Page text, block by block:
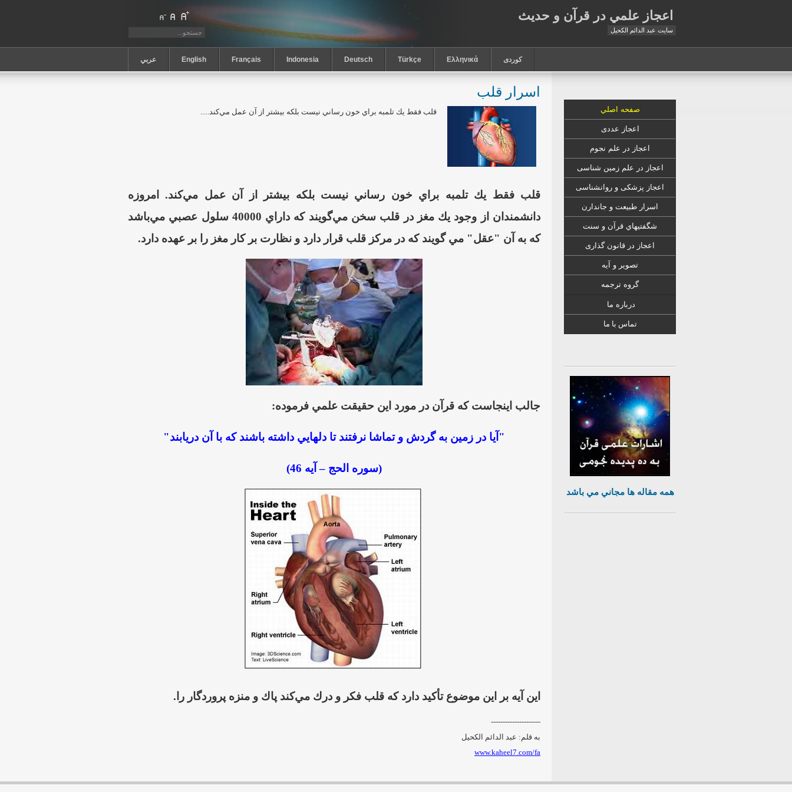
اعجاز علمي در قرآن و حديث
سايت عبد الدائم الكحيل
عربي English Français Indonesia Deutsch Türkçe Ελληνικά كوردى
اسرار قلب
قلب فقط يك تلمبه براي خون رساني نيست بلكه بيشتر از آن عمل مي‌كند.....
قلب فقط يك تلمبه براي خون رساني نيست بلكه بيشتر از آن عمل مي‌كند. امروزه
دانشمندان از وجود يك مغز در قلب سخن مي‌گويند كه داراي 40000 سلول عصبي مي‌باشد
كه به آن "عقل" مي گويند كه در مركز قلب قرار دارد و نظارت بر كار مغز را بر عهده دارد.
جالب اينجاست كه قرآن در مورد اين حقيقت علمي فرموده:
" آيا در زمين به گردش و تماشا نرفتند تا دلهايي داشته باشند كه با آن دريابند"
(سوره الحج –آيه 46)
اين آيه بر اين موضوع تأكيد دارد كه قلب فكر و درك مي‌كند پاك و منزه پروردگار را.
---------------------
به قلم: عبد الدائم الكحيل
www.kaheel7.com/fa
صفحه اصلي
اعجاز عددی
اعجاز در علم نجوم
اعجاز در علم زمين شناسى
اعجاز پزشکی و روانشناسى
اسرار طبیعت و جاندارن
شگفتيهاي قرآن و سنت
اعجاز در قانون گذارى
تصویر و آیه
گروه ترجمه
درباره ما
تماس با ما
همه مقاله ها مجاني مي باشد